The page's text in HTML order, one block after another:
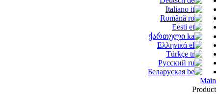
Italiano
Română
Eesti
ქართული
Ελληνικά
Türkçe
Русский
Беларуская
Main
Product